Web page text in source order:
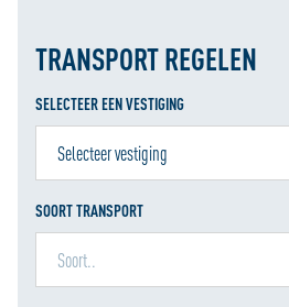
TRANSPORT REGELEN
SELECTEER EEN VESTIGING
SOORT TRANSPORT